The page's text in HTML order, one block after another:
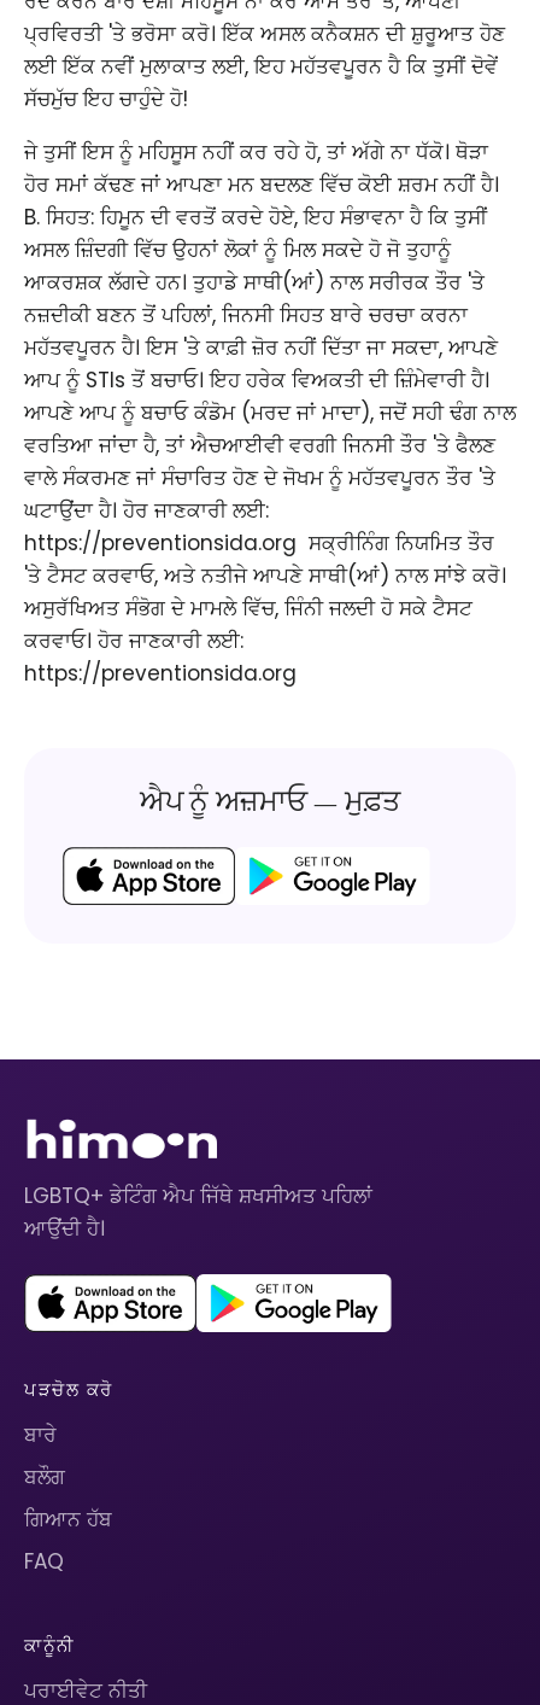
ਪ੍ਰਵਿਰਤੀ 'ਤੇ ਭਰੋਸਾ ਕਰੋ। ਇੱਕ ਅਸਲ ਕਨੈਕਸ਼ਨ ਦੀ ਸ਼ੁਰੂਆਤ ਹੋਣ
ਲਈ ਇੱਕ ਨਵੀਂ ਮੁਲਾਕਾਤ ਲਈ, ਇਹ ਮਹੱਤਵਪੂਰਨ ਹੈ ਕਿ ਤੁਸੀਂ ਦੋਵੇਂ
ਸੱਚਮੁੱਚ ਇਹ ਚਾਹੁੰਦੇ ਹੋ!
ਜੇ ਤੁਸੀਂ ਇਸ ਨੂੰ ਮਹਿਸੂਸ ਨਹੀਂ ਕਰ ਰਹੇ ਹੋ, ਤਾਂ ਅੱਗੇ ਨਾ ਧੱਕੋ। ਥੋੜਾ
ਹੋਰ ਸਮਾਂ ਕੱਢਣ ਜਾਂ ਆਪਣਾ ਮਨ ਬਦਲਣ ਵਿੱਚ ਕੋਈ ਸ਼ਰਮ ਨਹੀਂ ਹੈ।
B. ਸਿਹਤ: ਹਿਮੂਨ ਦੀ ਵਰਤੋਂ ਕਰਦੇ ਹੋਏ, ਇਹ ਸੰਭਾਵਨਾ ਹੈ ਕਿ ਤੁਸੀਂ
ਅਸਲ ਜ਼ਿੰਦਗੀ ਵਿੱਚ ਉਹਨਾਂ ਲੋਕਾਂ ਨੂੰ ਮਿਲ ਸਕਦੇ ਹੋ ਜੋ ਤੁਹਾਨੂੰ
ਆਕਰਸ਼ਕ ਲੱਗਦੇ ਹਨ। ਤੁਹਾਡੇ ਸਾਥੀ(ਆਂ) ਨਾਲ ਸਰੀਰਕ ਤੌਰ 'ਤੇ
ਨਜ਼ਦੀਕੀ ਬਣਨ ਤੋਂ ਪਹਿਲਾਂ, ਜਿਨਸੀ ਸਿਹਤ ਬਾਰੇ ਚਰਚਾ ਕਰਨਾ
ਮਹੱਤਵਪੂਰਨ ਹੈ। ਇਸ 'ਤੇ ਕਾਫ਼ੀ ਜ਼ੋਰ ਨਹੀਂ ਦਿੱਤਾ ਜਾ ਸਕਦਾ, ਆਪਣੇ
ਆਪ ਨੂੰ STIs ਤੋਂ ਬਚਾਓ। ਇਹ ਹਰੇਕ ਵਿਅਕਤੀ ਦੀ ਜ਼ਿੰਮੇਵਾਰੀ ਹੈ। ​
ਆਪਣੇ ਆਪ ਨੂੰ ਬਚਾਓ ਕੰਡੋਮ (ਮਰਦ ਜਾਂ ਮਾਦਾ), ਜਦੋਂ ਸਹੀ ਢੰਗ ਨਾਲ
ਵਰਤਿਆ ਜਾਂਦਾ ਹੈ, ਤਾਂ ਐਚਆਈਵੀ ਵਰਗੀ ਜਿਨਸੀ ਤੌਰ 'ਤੇ ਫੈਲਣ
ਵਾਲੇ ਸੰਕਰਮਣ ਜਾਂ ਸੰਚਾਰਿਤ ਹੋਣ ਦੇ ਜੋਖਮ ਨੂੰ ਮਹੱਤਵਪੂਰਨ ਤੌਰ 'ਤੇ
ਘਟਾਉਂਦਾ ਹੈ। ਹੋਰ ਜਾਣਕਾਰੀ ਲਈ:
https://preventionsida.org ​ ਸਕ੍ਰੀਨਿੰਗ ਨਿਯਮਿਤ ਤੌਰ
'ਤੇ ਟੈਸਟ ਕਰਵਾਓ, ਅਤੇ ਨਤੀਜੇ ਆਪਣੇ ਸਾਥੀ(ਆਂ) ਨਾਲ ਸਾਂਝੇ ਕਰੋ।
ਅਸੁਰੱਖਿਅਤ ਸੰਭੋਗ ਦੇ ਮਾਮਲੇ ਵਿੱਚ, ਜਿੰਨੀ ਜਲਦੀ ਹੋ ਸਕੇ ਟੈਸਟ
ਕਰਵਾਓ। ਹੋਰ ਜਾਣਕਾਰੀ ਲਈ:
https://preventionsida.org ​
ਐਪ ਨੂੰ ਅਜ਼ਮਾਓ — ਮੁਫ਼ਤ
LGBTQ+ ਡੇਟਿੰਗ ਐਪ ਜਿੱਥੇ ਸ਼ਖਸੀਅਤ ਪਹਿਲਾਂ
ਆਉਂਦੀ ਹੈ।
ਪੜਚੋਲ ਕਰੋ
ਬਾਰੇ
ਬਲੌਗ
ਗਿਆਨ ਹੱਬ
FAQ
ਕਾਨੂੰਨੀ
ਪਰਾਈਵੇਟ ਨੀਤੀ